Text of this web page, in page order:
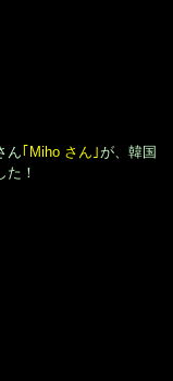
ん｢Miho さん｣が、韓国
！